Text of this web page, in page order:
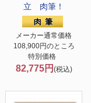
立 肉筆！
メーカー通常価格
108,900円のところ
特別価格
82,775円 (税込)